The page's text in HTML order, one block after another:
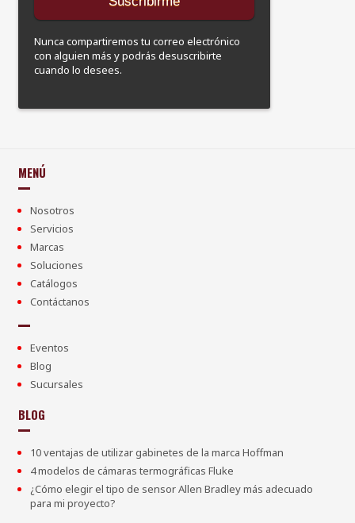
Nunca compartiremos tu correo electrónico
con alguien más y podrás desuscribirte
cuando lo desees.
MENÚ
Nosotros
Servicios
Marcas
Soluciones
Catálogos
Contáctanos
Eventos
Blog
Sucursales
BLOG
10 ventajas de utilizar gabinetes de la marca Hoffman
4 modelos de cámaras termográficas Fluke
¿Cómo elegir el tipo de sensor Allen Bradley más adecuado
para mi proyecto?